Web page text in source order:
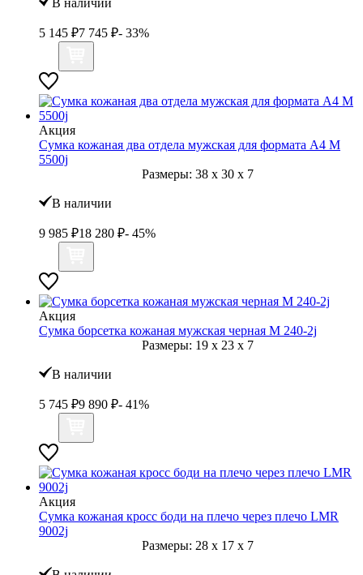
В наличии
5 145 ₽7 745 ₽- 33%
Акция
Сумка кожаная два отдела мужская для формата А4 M
5500j
Размеры: 38 x 30 x 7
В наличии
9 985 ₽18 280 ₽- 45%
Акция
Сумка борсетка кожаная мужская черная M 240-2j
Размеры: 19 x 23 x 7
В наличии
5 745 ₽9 890 ₽- 41%
Акция
Сумка кожаная кросс боди на плечо через плечо LMR
9002j
Размеры: 28 x 17 x 7